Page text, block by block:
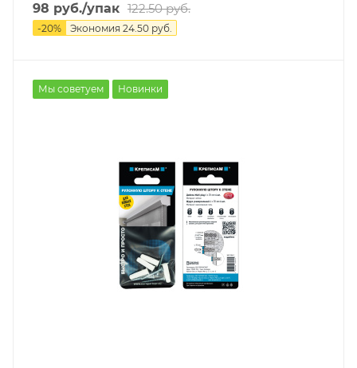
98 руб./упак 122.50руб.
-20% Экономия 24.50 руб.
Мы советуем Новинки